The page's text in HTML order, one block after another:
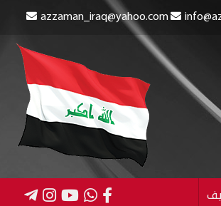
azzaman_iraq@yahoo.com